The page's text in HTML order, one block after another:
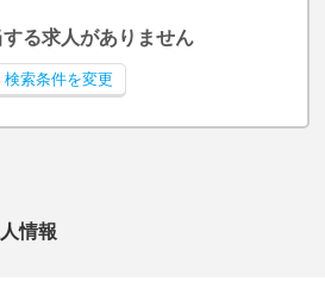
る求人がありません
検索条件を変更
情報